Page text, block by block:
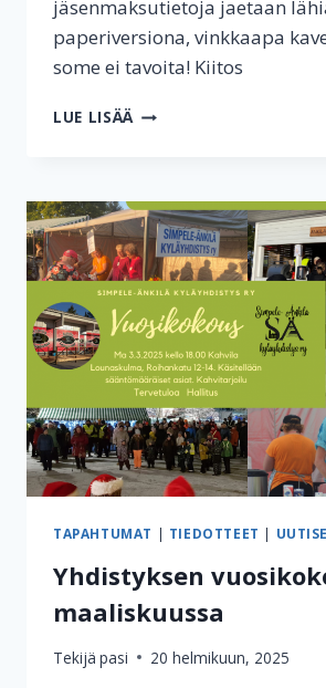
jäsenmaksutietoja jaetaan
paperiversiona, vinkkaapa
some ei tavoita! Kiitos
LUE LISÄÄ VUODEN
SAMANSUURUISINA
TAPAHTUMAT | TIEDOTTEET |
Yhdistyksen
maaliskuussa
Tekijä pasi 20 helmikuun, 2025